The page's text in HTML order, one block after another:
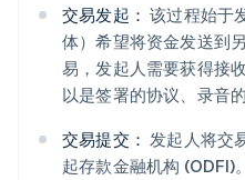
交易发起： 该过程始于
体）希望将资金发送到
易，发起人需要获得接
以是签署的协议、录音
交易提交： 发起人将交
起存款金融机构 (ODFI)